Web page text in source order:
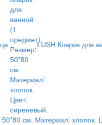
LUSH Коврик для
см. Материал: хлопок.